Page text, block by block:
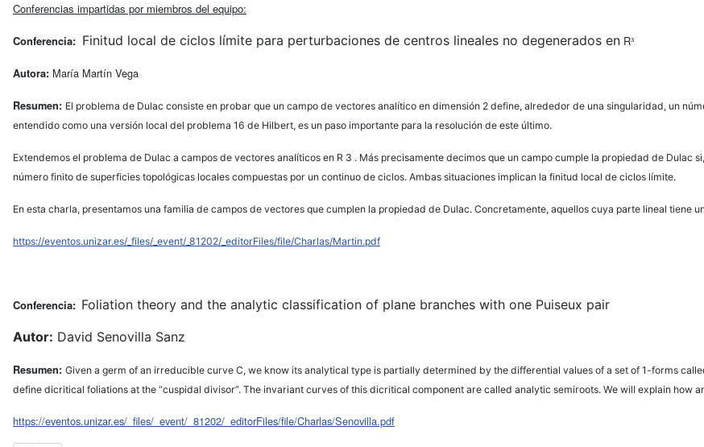
Conferencias impartidas por miembros del equipo:
Conferencia: Finitud local de ciclos límite para perturbaciones de centros lineales no degenerados en R³
Autora: María Martín Vega
Resumen: El problema de Dulac consiste en probar que un campo de vectores analítico en dimensión 2 define, alrededor de una singularidad, un
entendido como una versión local del problema 16 de Hilbert, es un paso importante para la resolución de este último.
Extendemos el problema de Dulac a campos de vectores analíticos en R 3 . Más precisamente decimos que un campo cumple la propiedad de Dulac
número finito de superficies topológicas locales compuestas por un continuo de ciclos. Ambas situaciones implican la finitud local de ciclos límite.
En esta charla, presentamos una familia de campos de vectores que cumplen la propiedad de Dulac. Concretamente, aquellos cuya parte lineal tiene
https://eventos.unizar.es/_files/_event/_81202/_editorFiles/file/Charlas/Martin.pdf
Conferencia: Foliation theory and the analytic classification of plane branches with one Puiseux pair
Autor: David Senovilla Sanz
Resumen: Given a germ of an irreducible curve C, we know its analytical type is partially determined by the differential values of a set of 1-forms
define dicritical foliations at the “cuspidal divisor”. The invariant curves of this dicritical component are called analytic semiroots. We will explain how
https://eventos.unizar.es/_files/_event/_81202/_editorFiles/file/Charlas/Senovilla.pdf